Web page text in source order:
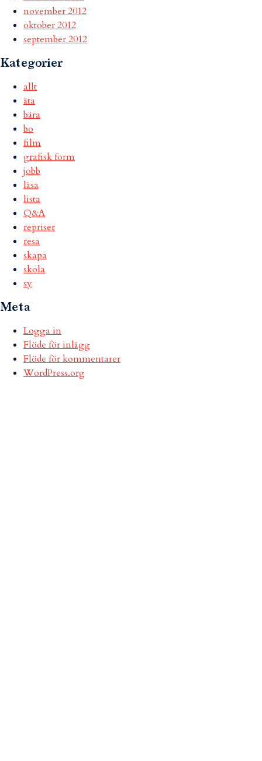
november 2012
oktober 2012
september 2012
Kategorier
allt
äta
bära
bo
film
grafisk form
jobb
läsa
lista
Q&A
repriser
resa
skapa
skola
sy
Meta
Logga in
Flöde för inlägg
Flöde för kommentarer
WordPress.org